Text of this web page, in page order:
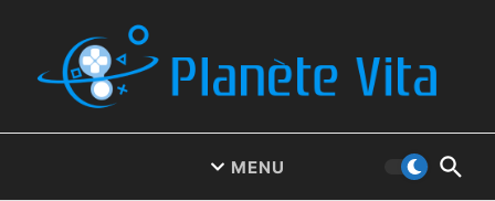
MENU